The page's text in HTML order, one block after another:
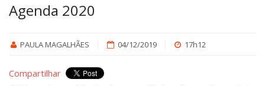
Agenda 2020
PAULA MAGALHÃES 04/12/2019 17h12
Compartilhar